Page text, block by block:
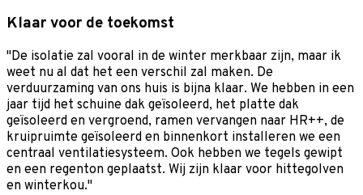
Klaar voor de toekomst
"De isolatie zal vooral in de winter merkbaar zijn, maar ik
weet nu al dat het een verschil zal maken. De
verduurzaming van ons huis is bijna klaar. We hebben in een
jaar tijd het schuine dak geïsoleerd, het platte dak
geïsoleerd en vergroend, ramen vervangen naar HR++, de
kruipruimte geïsoleerd en binnenkort installeren we een
centraal ventilatiesysteem. Ook hebben we tegels gewipt
en een regenton geplaatst. Wij zijn klaar voor hittegolven
en winterkou."